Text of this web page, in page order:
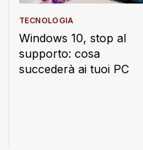
Windows 10, stop al
supporto: cosa
succederà ai tuoi PC
TECNOLOGIA